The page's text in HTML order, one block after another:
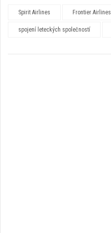
Spirit Airlines Frontier Airlines
spojení leteckých společností